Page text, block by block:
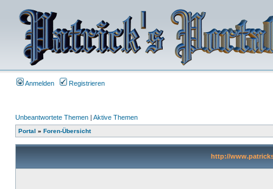
Anmelden Registrieren
Unbeantwortete Themen | Aktive Themen
Portal » Foren-Übersicht
http://